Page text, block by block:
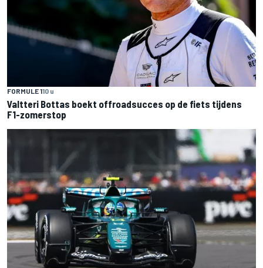
FORMULE 110 u
Valtteri Bottas boekt offroadsucces op de fiets tijdens
F1-zomerstop